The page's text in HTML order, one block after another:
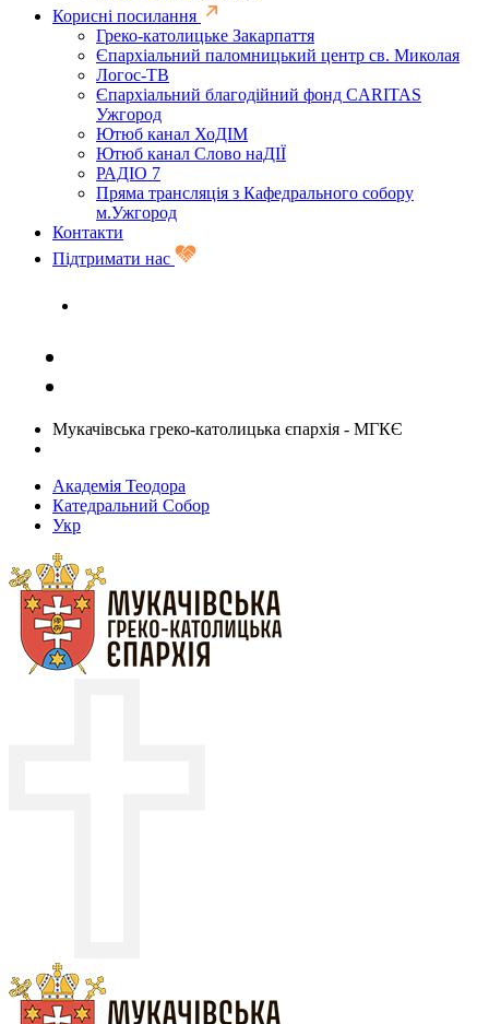
Корисні посилання
Греко-католицьке Закарпаття
Єпархіальний паломницький центр св. Миколая
Логос-ТВ
Єпархіальний благодійний фонд CARITAS
Ужгород
Ютюб канал ХоДІМ
Ютюб канал Слово наДІЇ
РАДІО 7
Пряма трансляція з Кафедрального собору
м.Ужгород
Контакти
Підтримати нас
Мукачівська греко-католицька єпархія - МГКЄ
Академія Теодора
Катедральний Собор
Укр